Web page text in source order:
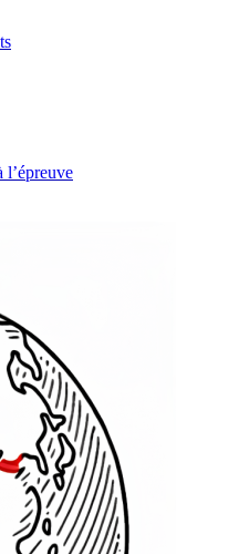
l’épreuve